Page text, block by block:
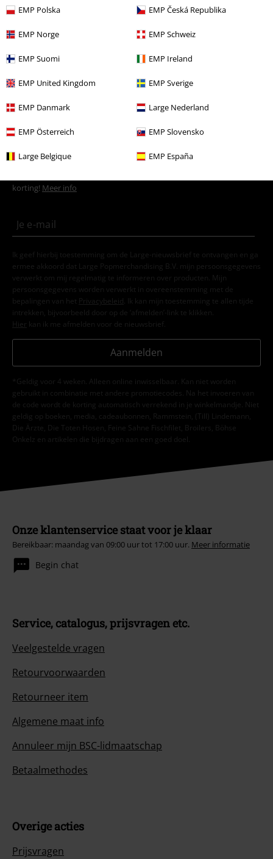
EMP Polska EMP Česká Republika
EMP Norge EMP Schweiz
EMP Suomi EMP Ireland
EMP United Kingdom EMP Sverige
EMP Danmark Large Nederland
EMP Österreich EMP Slovensko
Large Belgique EMP España
E-mailnieuwsbrief
korting! Meer info
Ik geef hierbij toestemming om de Large-nieuwsbrief te ontvangen en ga
ermee akkoord dat Large Popmerchandising B.V. mijn persoonsgegevens
verwerkt om mij regelmatig te informeren over producten. Mijn
persoonsgegevens worden verwerkt in overeenstemming met de
bepalingen van het
Privacybeleid . Ik kan mijn toestemming te allen tijde
intrekken, bijvoorbeeld door op de ‘afmelden’-link te klikken.
Hier kan ik me afmelden voor de nieuwsbrief.
Aanmelden
*Geldig voor 4 weken. Alleen online inwisselbaar. Kan niet worden
gebruikt in combinatie met andere promotiecodes. Na het invoeren van
de code wordt de korting automatisch verrekend in je winkelmandje. Niet
geldig op boeken, media, cadeaubonnen, Rammstein, (Till) Lindemann,
Die Ärzte, Die Toten Hosen, Feine Sahne Fischfilet, Broilers, Böhse
Onkelz en artikelen die bijdragen aan een goed doel.
Onze klantenservice staat voor je klaar
Bereikbaar: maandag van 09:00 uur tot 17:00 uur. Meer informatie
Begin chat
Service, catalogus, prijsvragen etc.
Veelgestelde vragen
Retourvoorwaarden
Retourneer item
Algemene maat info
Annuleer mijn BSC-lidmaatschap
Betaalmethodes
Overige acties
Prijsvragen